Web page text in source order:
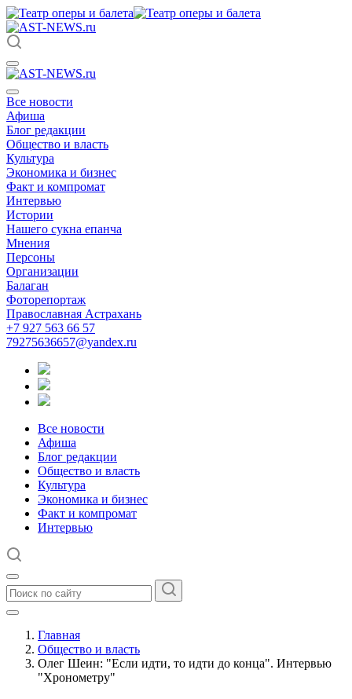
Все новости
Афиша
Блог редакции
Общество и власть
Культура
Экономика и бизнес
Факт и компромат
Интервью
Истории
Нашего сукна епанча
Мнения
Персоны
Организации
Балаган
Фоторепортаж
Православная Астрахань
+7 927 563 66 57
79275636657@yandex.ru
Все новости
Афиша
Блог редакции
Общество и власть
Культура
Экономика и бизнес
Факт и компромат
Интервью
Главная
Общество и власть
Олег Шеин: "Если идти, то идти до конца". Интервью
"Хронометру"